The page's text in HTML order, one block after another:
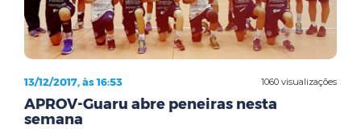
1060 visualizações
13/12/2017, às 16:53
APROV-Guaru abre peneiras nesta
semana